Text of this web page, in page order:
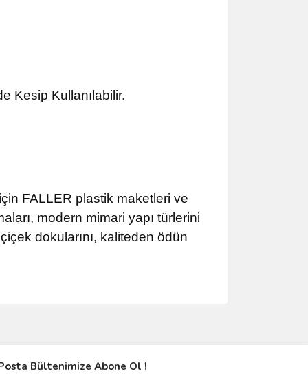
Kesip Kullanılabilir.
FALLER plastik maketleri ve
modern mimari yapı türlerini
dokularını, kaliteden ödün
Bültenimize Abone Ol !